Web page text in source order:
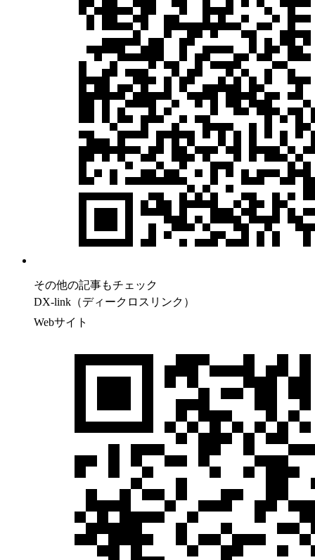
その他の記事もチェック
DX-link（ディークロスリンク）
Webサイト